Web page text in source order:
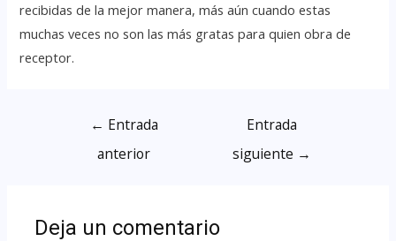
recibidas de la mejor manera, más aún cuando estas
muchas veces no son las más gratas para quien obra de
receptor.
← Entrada
anterior
Entrada
siguiente →
Deja un comentario